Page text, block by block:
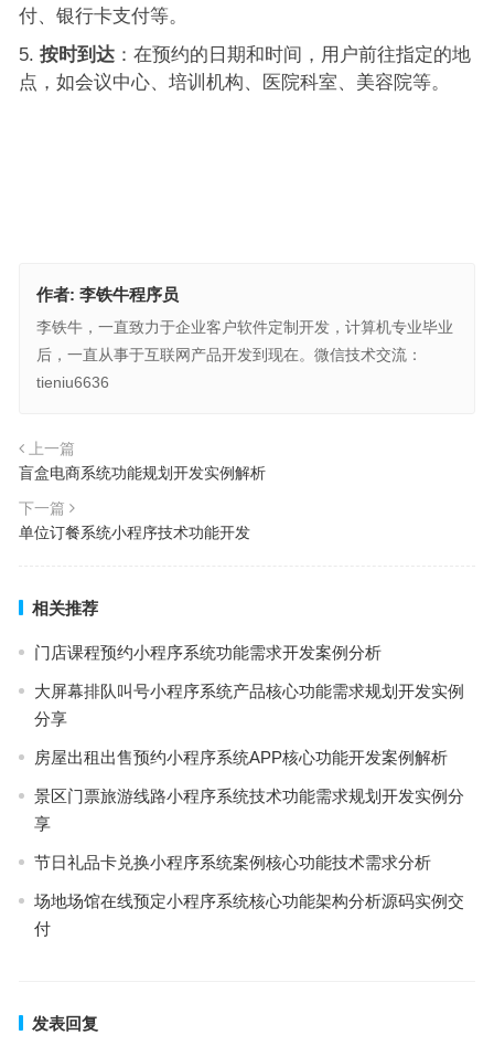
付、银行卡支付等。
按时到达：在预约的日期和时间，用户前往指定的地
点，如会议中心、培训机构、医院科室、美容院等。
作者: 李铁牛程序员
李铁牛，一直致力于企业客户软件定制开发，计算机专业毕业
后，一直从事于互联网产品开发到现在。微信技术交流：
tieniu6636
上一篇
盲盒电商系统功能规划开发实例解析
下一篇
单位订餐系统小程序技术功能开发
相关推荐
门店课程预约小程序系统功能需求开发案例分析
大屏幕排队叫号小程序系统产品核心功能需求规划开发实例
分享
房屋出租出售预约小程序系统APP核心功能开发案例解析
景区门票旅游线路小程序系统技术功能需求规划开发实例分
享
节日礼品卡兑换小程序系统案例核心功能技术需求分析
场地场馆在线预定小程序系统核心功能架构分析源码实例交
付
发表回复